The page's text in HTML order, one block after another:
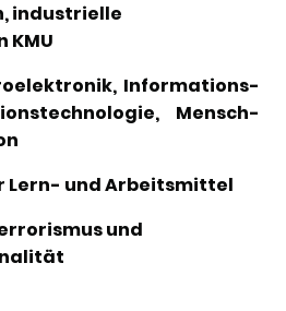
industrielle
KMU
Informations-
Mensch-
Lern- und Arbeitsmittel
und